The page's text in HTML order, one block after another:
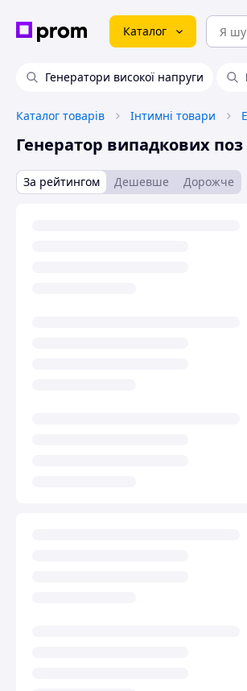
Каталог
Генератори високої напруги
Каталог товарів Інтимні товари
Генератор випадкових поз
За рейтингом Дешевше Дорожче